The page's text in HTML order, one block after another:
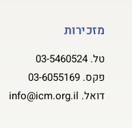
מזכירות
טל. 03-5460524
פקס. 03-6055169
דואל. info@icm.org.il